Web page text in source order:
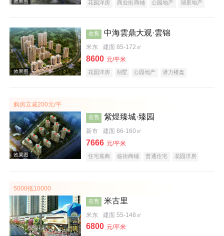
效果图
效果图
效果图
花园洋房 商业街商铺 公园地产 湖景地产
在售 中海雲鼎大观·雲锦
米东 建面 85-172㎡
8600 元/平米
花园洋房 别墅 公园地产
潜力楼盘
购房立减200元/平
在售 紫煜臻城·臻园
新市 建面 86-160㎡
7666 元/平米
住宅底商 临街商铺 普通住宅
花园洋房
5000抵10000
在售 米古里
米东 建面 55-148㎡
6800 元/平米